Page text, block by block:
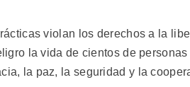
violan los derechos a la
la vida de cientos de
la paz, la seguridad y la